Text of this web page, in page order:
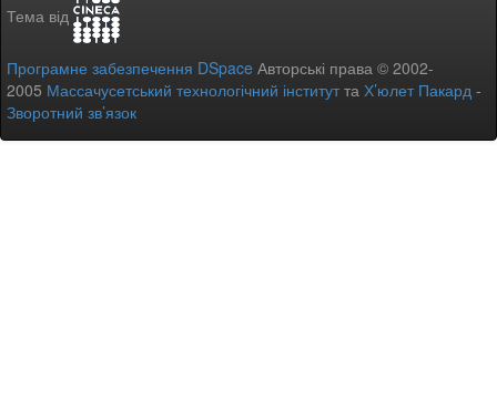
Тема від
Програмне забезпечення DSpace Авторські права © 2002-
2005 Массачусетський технологічний інститутта Х’юлет Пакард -
Зворотний зв’язок